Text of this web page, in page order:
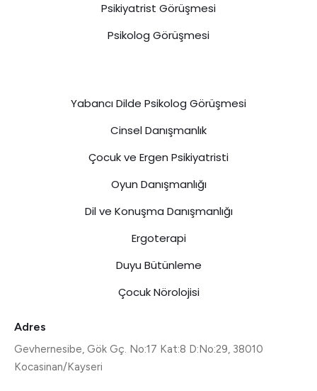
Psikiyatrist Görüşmesi
Psikolog Görüşmesi
Yabancı Dilde Psikolog Görüşmesi
Cinsel Danışmanlık
Çocuk ve Ergen Psikiyatristi
Oyun Danışmanlığı
Dil ve Konuşma Danışmanlığı
Ergoterapi
Duyu Bütünleme
Çocuk Nörolojisi
Adres
Gevhernesibe, Gök Gç. No:17 Kat:8 D:No:29, 38010
Kocasinan/Kayseri